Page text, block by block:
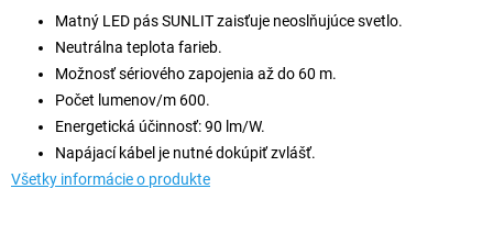
Matný LED pás SUNLIT zaisťuje neoslňujúce svetlo.
Neutrálna teplota farieb.
Možnosť sériového zapojenia až do 60 m.
Počet lumenov/m 600.
Energetická účinnosť: 90 lm/W.
Napájací kábel je nutné dokúpiť zvlášť.
Všetky informácie o produkte